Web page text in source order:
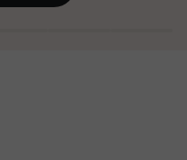
กำไรเพิ่ม